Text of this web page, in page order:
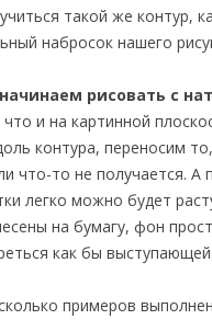
такой же контур,
набросок нашего
начинаем рисовать с
и на картинной
контура, переносим
что-то не получается.
легко можно будет
на бумагу, фон
как бы выступающей
примеров